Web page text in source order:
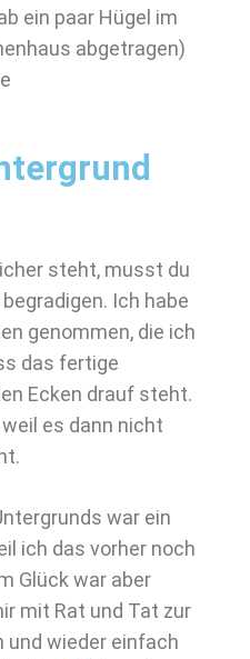
ein paar Hügel im
abgetragen)
steht, musst du
Ich habe
genommen, die ich
das fertige
Ecken drauf steht.
es dann nicht
war ein
ich das vorher noch
Glück war aber
mit Rat und Tat zur
und wieder einfach